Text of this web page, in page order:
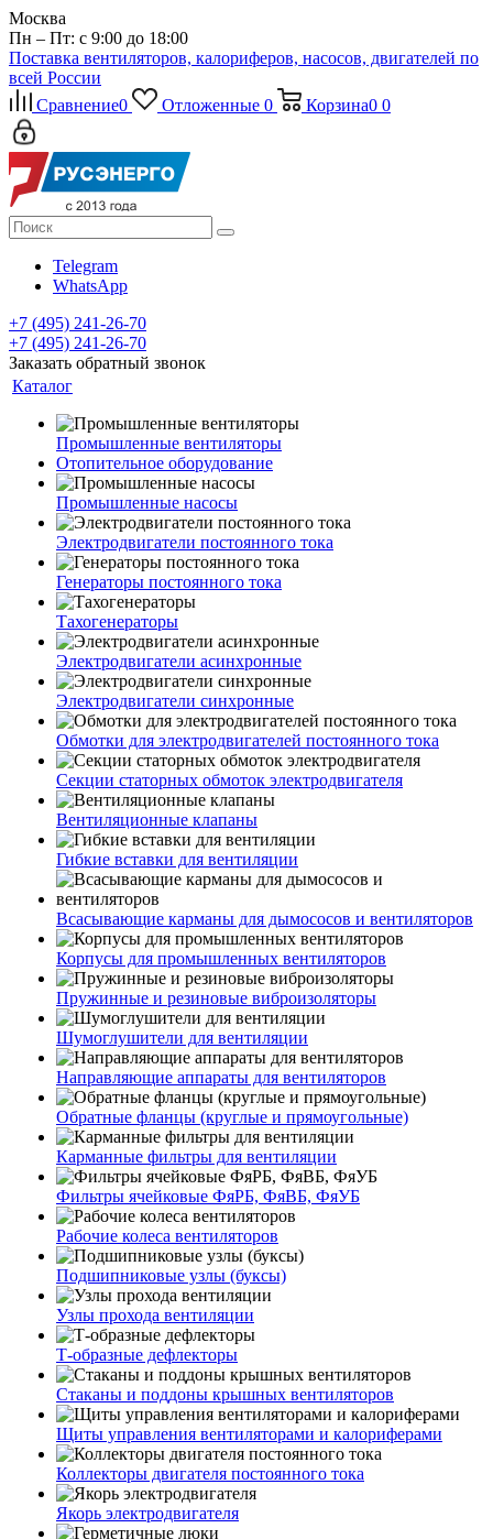
Москва
Пн – Пт: с 9:00 до 18:00
Поставка вентиляторов, калориферов, насосов, двигателей по
всей России
Сравнение0 Отложенные 0 Корзина0 0
Telegram
WhatsApp
+7 (495) 241-26-70
+7 (495) 241-26-70
Заказать обратный звонок
Каталог
Промышленные вентиляторы
Отопительное оборудование
Промышленные насосы
Электродвигатели постоянного тока
Генераторы постоянного тока
Тахогенераторы
Электродвигатели асинхронные
Электродвигатели синхронные
Обмотки для электродвигателей постоянного тока
Секции статорных обмоток электродвигателя
Вентиляционные клапаны
Гибкие вставки для вентиляции
Всасывающие карманы для дымососов и вентиляторов
Корпусы для промышленных вентиляторов
Пружинные и резиновые виброизоляторы
Шумоглушители для вентиляции
Направляющие аппараты для вентиляторов
Обратные фланцы (круглые и прямоугольные)
Карманные фильтры для вентиляции
Фильтры ячейковые ФяРБ, ФяВБ, ФяУБ
Рабочие колеса вентиляторов
Подшипниковые узлы (буксы)
Узлы прохода вентиляции
Т-образные дефлекторы
Стаканы и поддоны крышных вентиляторов
Щиты управления вентиляторами и калориферами
Коллекторы двигателя постоянного тока
Якорь электродвигателя